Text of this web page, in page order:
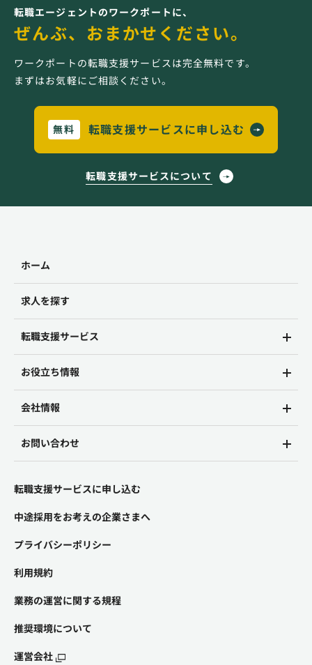
転職エージェントのワークポートに、
ぜんぶ、おまかせください。
ワークポートの転職支援サービスは完全無料です。
まずはお気軽にご相談ください。
無料 転職支援サービスに申し込む
転職支援サービスについて
ホーム
求人を探す
転職支援サービス
お役立ち情報
会社情報
お問い合わせ
転職支援サービスに申し込む
中途採用をお考えの企業さまへ
プライバシーポリシー
利用規約
業務の運営に関する規程
推奨環境について
運営会社